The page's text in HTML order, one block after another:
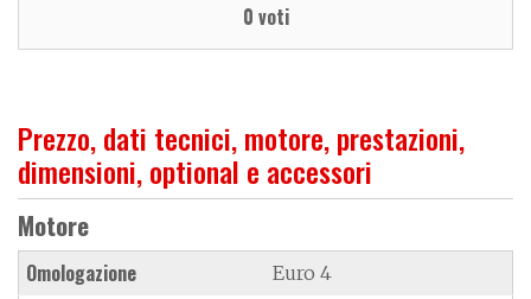
0 voti
Prezzo, dati tecnici, motore, prestazioni,
dimensioni, optional e accessori
Motore
Omologazione Euro 4